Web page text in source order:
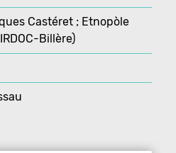
Castéret ; Etnopòle
Billère)